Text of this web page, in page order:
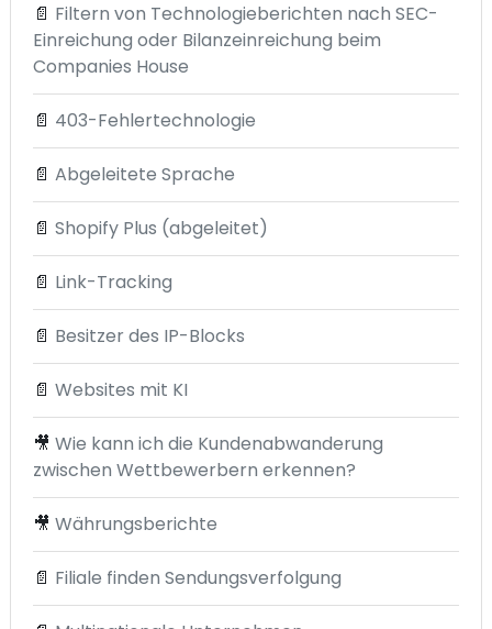
📄 Filtern von Technologieberichten nach SEC-
Einreichung oder Bilanzeinreichung beim
Companies House
📄 403-Fehlertechnologie
📄 Abgeleitete Sprache
📄 Shopify Plus (abgeleitet)
📄 Link-Tracking
📄 Besitzer des IP-Blocks
📄 Websites mit KI
🎥 Wie kann ich die Kundenabwanderung
zwischen Wettbewerbern erkennen?
🎥 Währungsberichte
📄 Filiale finden Sendungsverfolgung